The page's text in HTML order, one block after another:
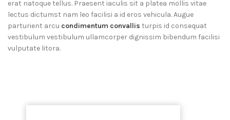
erat natoque tellus. Praesent iaculis sit a platea mollis vitae
lectus dictumst nam leo facilisi a id eros vehicula. Augue
parturient arcu condimentum convallis turpis id consequat
vestibulum vestibulum ullamcorper dignissim bibendum facilisi
vulputate litora.